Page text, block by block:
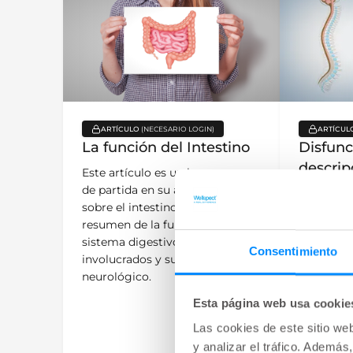
Consentimiento
Esta página web usa
Las cookies de este sitio
y analizar el tráfico.
La función del Intestino
key:global.content-type:
ARTÍCULO
Este artículo es un buen punto
de partida en su aprendizaje
sobre el intestino, con un
resumen de la función del
sistema digestivo, los órganos
involucrados y su control
neurológico.
muchas
Podría
médula/
control
algunas
razones